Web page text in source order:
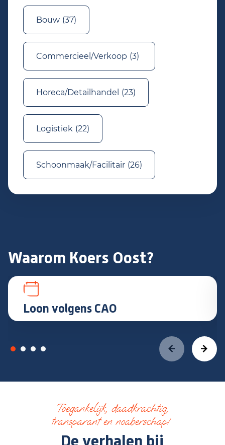
Bouw (37)
Commercieel/Verkoop (3)
Horeca/Detailhandel (23)
Logistiek (22)
Schoonmaak/Facilitair (26)
Waarom Koers Oost?
Loon volgens CAO
Toegankelijk, daadkrachtig,
transparant en noaberschap!
De verhalen bij